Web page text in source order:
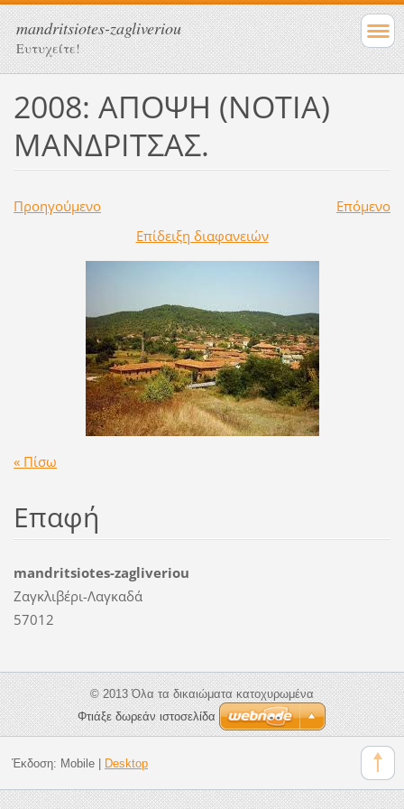
mandritsiotes-zagliveriou
Ευτυχείτε!
2008: ΑΠΟΨΗ (ΝΟΤΙΑ)
ΜΑΝΔΡΙΤΣΑΣ.
Προηγούμενο
Επόμενο
Επίδειξη διαφανειών
« Πίσω
Επαφή
mandritsiotes-zagliveriou
Ζαγκλιβέρι-Λαγκαδά
57012
© 2013 Όλα τα δικαιώματα κατοχυρωμένα
Φτιάξε δωρεάν ιστοσελίδα
Έκδοση: Mobile| Desktop